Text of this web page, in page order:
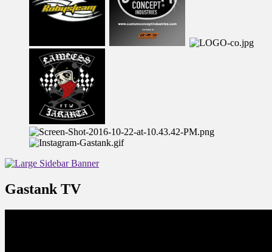
Gastank TV